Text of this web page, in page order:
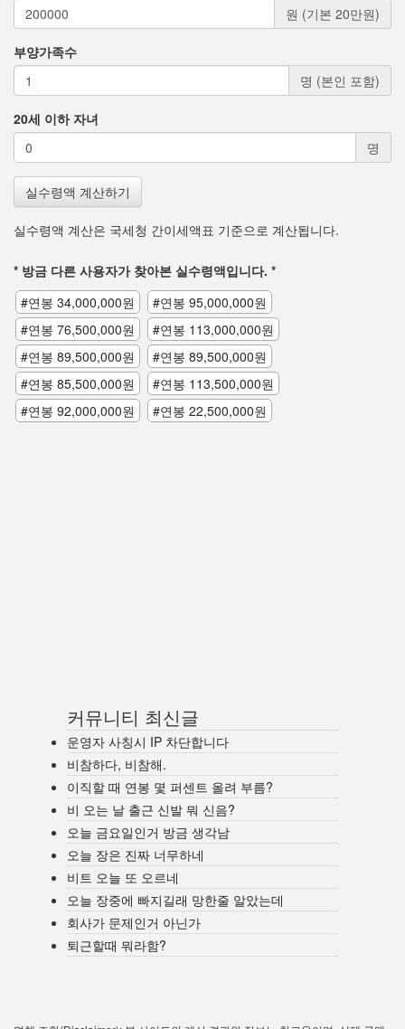
원 (기본 20만원)
부양가족수
명 (본인 포함)
20세 이하 자녀
명
실수령액 계산하기
실수령액 계산은 국세청 간이세액표 기준으로 계산됩니다.
* 방금 다른 사용자가 찾아본 실수령액입니다. *
#연봉 34,000,000원
#연봉 95,000,000원
#연봉 76,500,000원
#연봉 113,000,000원
#연봉 89,500,000원
#연봉 89,500,000원
#연봉 85,500,000원
#연봉 113,500,000원
#연봉 92,000,000원
#연봉 22,500,000원
커뮤니티 최신글
운영자 사칭시 IP 차단합니다
비참하다, 비참해.
이직할 때 연봉 몇 퍼센트 올려 부름?
비 오는 날 출근 신발 뭐 신음?
오늘 금요일인거 방금 생각남
오늘 장은 진짜 너무하네
비트 오늘 또 오르네
오늘 장중에 빠지길래 망한줄 알았는데
회사가 문제인거 아닌가
퇴근할때 뭐라함?